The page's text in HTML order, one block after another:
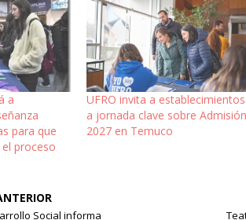
a
para que
proceso
UFRO invita a establecimientos
a jornada clave sobre Admisión
2027 en Temuco
Social informa